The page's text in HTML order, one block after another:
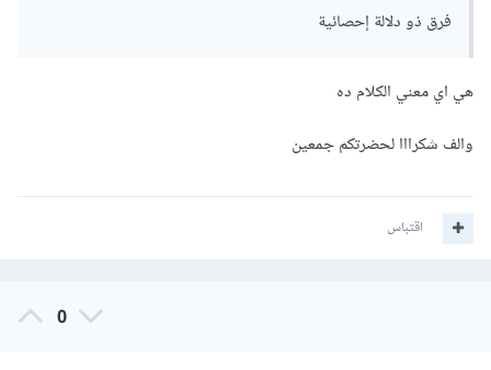
فرق ذو دلالة إحصائية
هي اي معني الكلام ده
والف شكرااا لحضرتكم جمعين
اقتباس
0